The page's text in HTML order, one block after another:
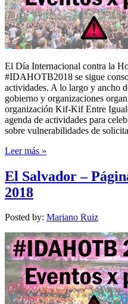
El Día Internacional contra la
#IDAHOTB2018 se sigue
actividades. A lo largo y ancho
gobierno y organizaciones
organización Kif-Kif Entre
agenda de actividades para
sobre vulnerabilidades de
Leer más »
El Salvador –
2018
Posted by: Mariano Ruiz